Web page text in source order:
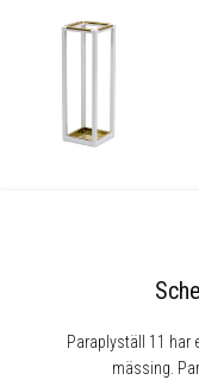
Paraplyställ 11 har
mässing.